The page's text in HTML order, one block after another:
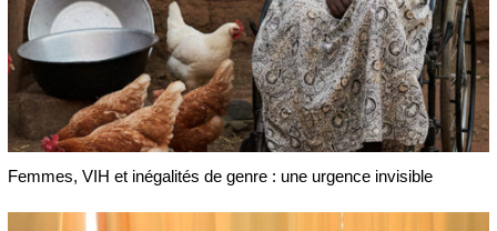
Femmes, VIH et inégalités de genre : une urgence invisible